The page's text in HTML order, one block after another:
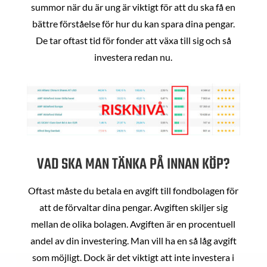
summor när du är ung är viktigt för att du ska få en
bättre förståelse för hur du kan spara dina pengar.
De tar oftast tid för fonder att växa till sig och så
investera redan nu.
VAD SKA MAN TÄNKA PÅ INNAN KÖP?
Oftast måste du betala en avgift till fondbolagen för
att de förvaltar dina pengar. Avgiften skiljer sig
mellan de olika bolagen. Avgiften är en procentuell
andel av din investering. Man vill ha en så låg avgift
som möjligt. Dock är det viktigt att inte investera i